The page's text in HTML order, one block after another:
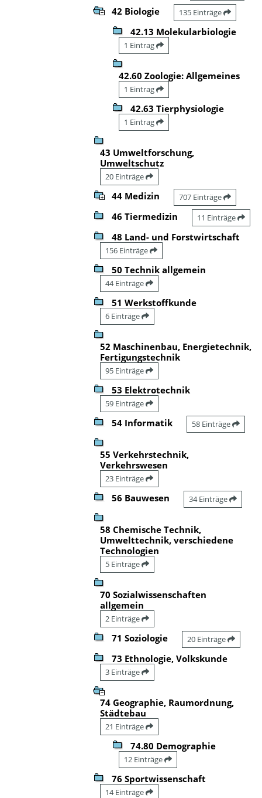
42 Biologie 135 Einträge
42.13 Molekularbiologie
1 Eintrag
42.60 Zoologie: Allgemeines
1 Eintrag
42.63 Tierphysiologie
1 Eintrag
43 Umweltforschung,
Umweltschutz
20 Einträge
44 Medizin 707 Einträge
46 Tiermedizin 11 Einträge
48 Land- und Forstwirtschaft
156 Einträge
50 Technik allgemein
44 Einträge
51 Werkstoffkunde
6 Einträge
52 Maschinenbau, Energietechnik,
Fertigungstechnik
95 Einträge
53 Elektrotechnik
59 Einträge
54 Informatik 58 Einträge
55 Verkehrstechnik,
Verkehrswesen
23 Einträge
56 Bauwesen 34 Einträge
58 Chemische Technik,
Umwelttechnik, verschiedene
Technologien
5 Einträge
70 Sozialwissenschaften
allgemein
2 Einträge
71 Soziologie 20 Einträge
73 Ethnologie, Volkskunde
3 Einträge
74 Geographie, Raumordnung,
Städtebau
21 Einträge
74.80 Demographie
12 Einträge
76 Sportwissenschaft
14 Einträge